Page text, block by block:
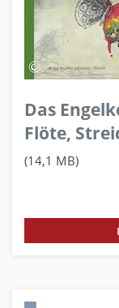
Das
Flöte,
(14,1 MB)